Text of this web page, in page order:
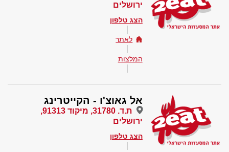
ירושלים
הצג טלפון
לאתר
המלצות
אל גאוצ'ו - הקייטרינג
ת.ד. 31780, מיקוד 91313,
ירושלים
הצג טלפון